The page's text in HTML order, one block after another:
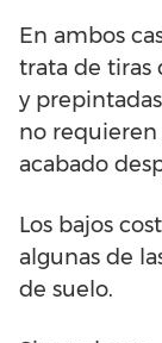
En ambos
trata de tiras
y
no
acabado
Los bajos
algunas de
de suelo.